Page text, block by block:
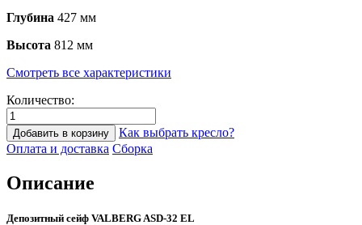
Глубина 427 мм
Высота 812 мм
Смотреть все характеристики
Количество:
Добавить в корзину
Как выбрать кресло?
Оплата и доставка Сборка
Описание
Депозитный сейф VALBERG ASD-32 EL